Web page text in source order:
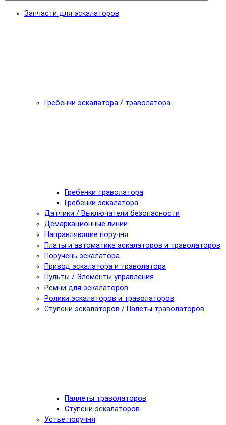
Запчасти для эскалаторов
Гребёнки эскалатора / траволатора
Гребенки траволатора
Гребенки эскалатора
Датчики / Выключатели безопасности
Демаркационные линии
Направляющие поручня
Платы и автоматика эскалаторов и траволаторов
Поручень эскалатора
Привод эскалатора и траволатора
Пульты / Элементы управления
Ремни для эскалаторов
Ролики эскалаторов и траволаторов
Ступени эскалаторов / Палеты траволаторов
Паллеты траволаторов
Ступени эскалаторов
Устье поручня